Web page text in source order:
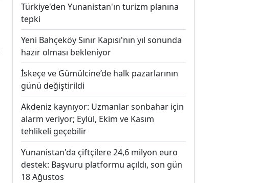
Türkiye'den Yunanistan'ın turizm planına
tepki
Yeni Bahçeköy Sınır Kapısı'nın yıl sonunda
hazır olması bekleniyor
İskeçe ve Gümülcine’de halk pazarlarının
günü değiştirildi
Akdeniz kaynıyor: Uzmanlar sonbahar için
alarm veriyor; Eylül, Ekim ve Kasım
tehlikeli geçebilir
Yunanistan'da çiftçilere 24,6 milyon euro
destek: Başvuru platformu açıldı, son gün
18 Ağustos